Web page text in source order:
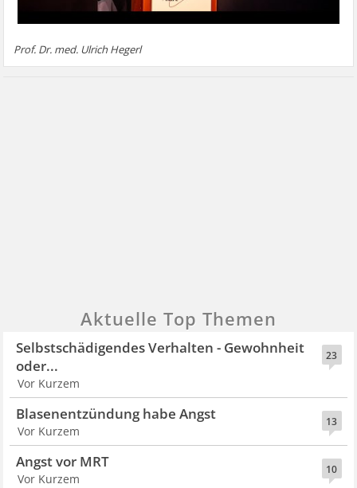
Prof. Dr. med. Ulrich Hegerl
Aktuelle Top Themen
23
Selbstschädigendes Verhalten - Gewohnheit
oder...
Vor Kurzem
13
Blasenentzündung habe Angst
Vor Kurzem
10
Angst vor MRT
Vor Kurzem